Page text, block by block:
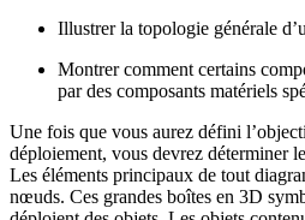
Illustrer la topologie générale
Montrer comment certains
par des composants matériels
Une fois que vous aurez défini
déploiement, vous devrez déterminer
Les éléments principaux de tout
nœuds. Ces grandes boîtes en 3D